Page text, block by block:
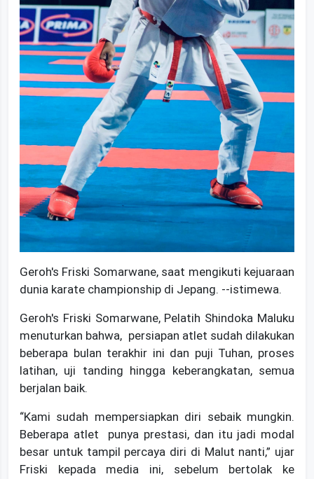
Geroh's Friski Somarwane, saat mengikuti kejuaraan
dunia karate championship di Jepang. --istimewa.
Geroh's Friski Somarwane, Pelatih Shindoka Maluku
menuturkan bahwa, persiapan atlet sudah dilakukan
beberapa bulan terakhir ini dan puji Tuhan, proses
latihan, uji tanding hingga keberangkatan, semua
berjalan baik.
“Kami sudah mempersiapkan diri sebaik mungkin.
Beberapa atlet punya prestasi, dan itu jadi modal
besar untuk tampil percaya diri di Malut nanti,” ujar
Friski kepada media ini, sebelum bertolak ke